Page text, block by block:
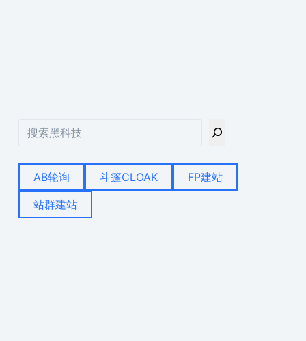
AB轮询 斗篷CLOAK
FP建站
站群建站